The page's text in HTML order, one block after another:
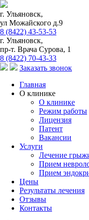
г. Ульяновск,
ул Можайского д.9
8 (8422) 43-53-53
г. Ульяновск,
пр-т. Врача Сурова, 1
8 (8422) 70-43-33
Заказать звонок
Главная
О клинике
О клинике
Режим работы
Лицензия
Патент
Вакансии
Услуги
Лечение
Прием
Прием
Цены
Результаты лечения
Отзывы
Контакты